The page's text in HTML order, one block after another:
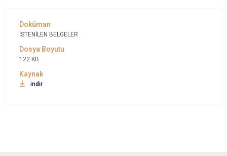
İSTENİLEN BELGELER
122 KB
indir